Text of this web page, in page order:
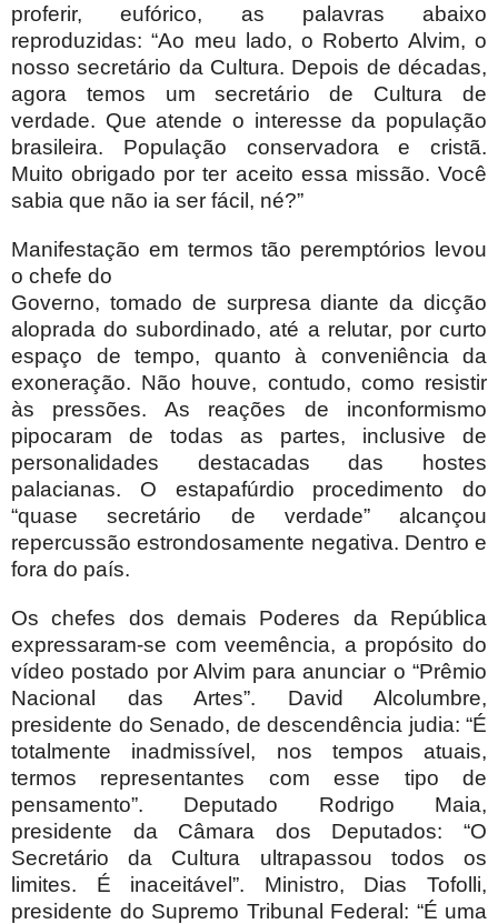
proferir, eufórico, as palavras abaixo
reproduzidas: “Ao meu lado, o Roberto Alvim, o
nosso secretário da Cultura. Depois de décadas,
agora temos um secretário de Cultura de
verdade. Que atende o interesse da população
brasileira. População conservadora e cristã.
Muito obrigado por ter aceito essa missão. Você
sabia que não ia ser fácil, né?”
Manifestação em termos tão peremptórios levou
o chefe do
Governo, tomado de surpresa diante da dicção
aloprada do subordinado, até a relutar, por curto
espaço de tempo, quanto à conveniência da
exoneração. Não houve, contudo, como resistir
às pressões. As reações de inconformismo
pipocaram de todas as partes, inclusive de
personalidades destacadas das hostes
palacianas. O estapafúrdio procedimento do
“quase secretário de verdade” alcançou
repercussão estrondosamente negativa. Dentro e
fora do país.
Os chefes dos demais Poderes da República
expressaram-se com veemência, a propósito do
vídeo postado por Alvim para anunciar o “Prêmio
Nacional das Artes”. David Alcolumbre,
presidente do Senado, de descendência judia: “É
totalmente inadmissível, nos tempos atuais,
termos representantes com esse tipo de
pensamento”. Deputado Rodrigo Maia,
presidente da Câmara dos Deputados: “O
Secretário da Cultura ultrapassou todos os
limites. É inaceitável”. Ministro, Dias Tofolli,
presidente do Supremo Tribunal Federal: “É uma